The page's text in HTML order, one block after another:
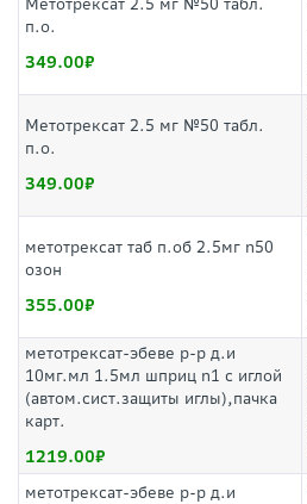
Метотрексат 2.5 мг №50 табл.
п.о.
349.00
Метотрексат 2.5 мг №50 табл.
п.о.
349.00
метотрексат таб п.об 2.5мг n50
озон
355.00
метотрексат-эбеве р-р д.и
10мг.мл 1.5мл шприц n1 с иглой
(автом.сист.защиты иглы),пачка
карт.
1219.00
метотрексат-эбеве р-р д.и